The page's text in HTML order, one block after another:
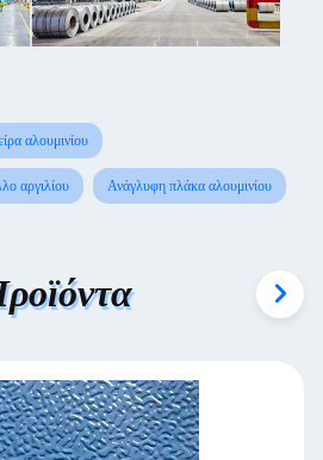
αλουμινίου
αργιλίου Ανάγλυφη πλάκα αλουμινίου